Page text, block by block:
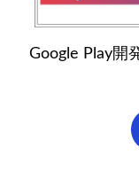
Google Play開